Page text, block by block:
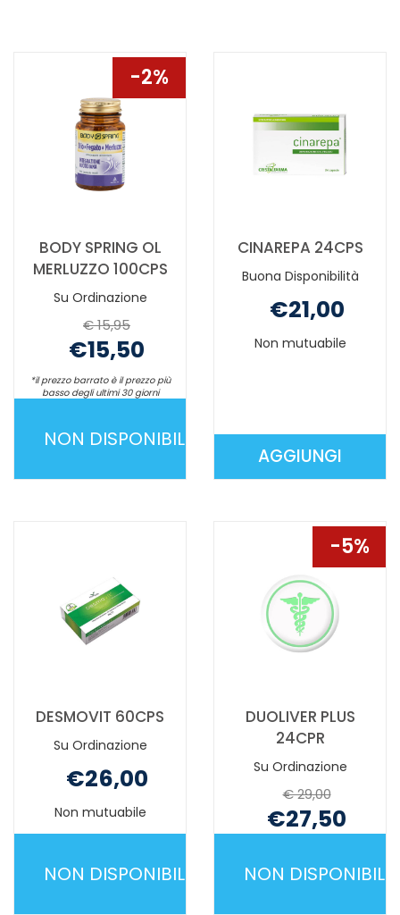
BODY SPRING OL
MERLUZZO 100CPS
Su Ordinazione
2%
€ 15,95
€15,50
*il prezzo barrato è il prezzo più
basso degli ultimi 30 giorni
NON DISPONIBILE
È
DISPONIBILE
CINAREPA 24CPS
Buona Disponibilità
€21,00
Non mutuabile
AGGIUNGIAGGIUNGI
DESMOVIT 60CPS
Su Ordinazione
€26,00
Non mutuabile
NON DISPONIBILE
DUOLIVER PLUS
24CPR
Su Ordinazione
5%
€ 29,00
€27,50
NON DISPONIBILE